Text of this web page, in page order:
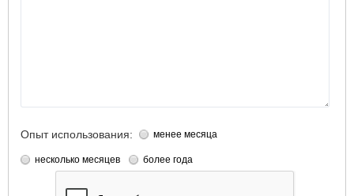
Опыт использования: менее месяца
несколько месяцев более года